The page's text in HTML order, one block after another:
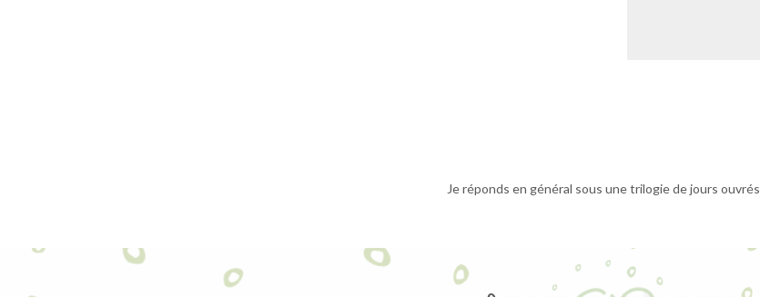
Je réponds en général sous une trilogie de jours ouvrés